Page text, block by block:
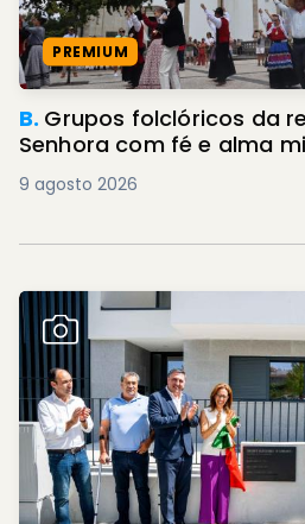
PREMIUM
B. Grupos folclóricos da
Senhora com fé e
9 agosto 2026